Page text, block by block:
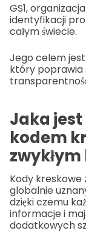
GS1,
identyfikacji
całym świecie.
Jego celem
który poprawia
Jaka
kodem
Kody kreskowe
globalnie
dzięki czemu
informacje i
dodatkowych